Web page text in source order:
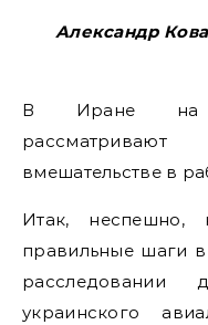
Александр
В Иране на
вмешательстве в
Итак,
правильные шаги
расследовании
украинского